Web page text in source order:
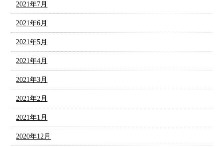
2021年7月
2021年6月
2021年5月
2021年4月
2021年3月
2021年2月
2021年1月
2020年12月